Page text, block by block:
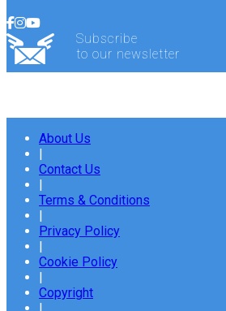
Subscribe
to our newsletter
About Us
Contact Us
Terms & Conditions
Privacy Policy
Cookie Policy
Copyright